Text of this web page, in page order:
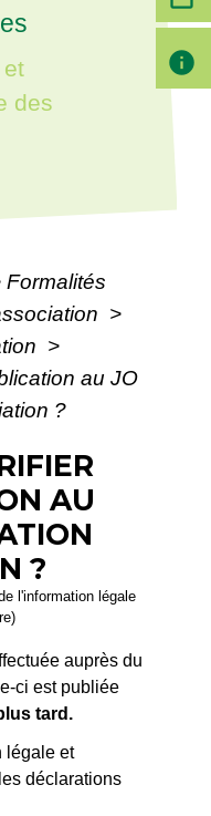
et
des
Formalités
>
>
au JO
?
AU
?
l'information légale
auprès du
ci est publiée
tard.
légale et
déclarations
info